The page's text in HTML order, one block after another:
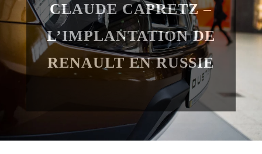
CLAUDE CAPRETZ –
L’IMPLANTATION DE
RENAULT EN RUSSIE